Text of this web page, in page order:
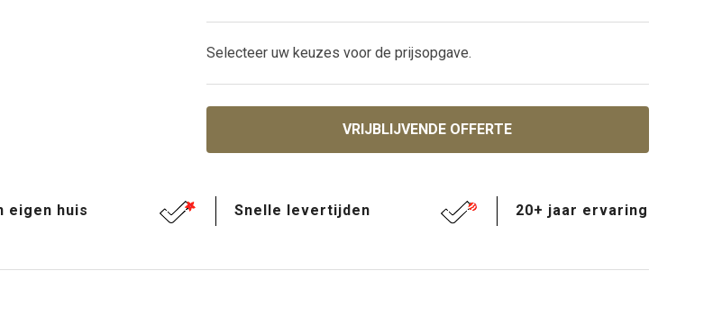
Selecteer uw keuzes voor de prijsopgave.
VRIJBLIJVENDE OFFERTE
eigen huis Snelle levertijden 20+ jaar ervaring